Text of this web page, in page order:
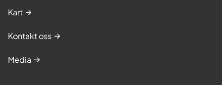
Kart
Kontakt oss
Media